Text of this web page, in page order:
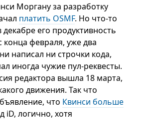
Моргану за разработку
платить OSMF. Но что-то
его продуктивность
конца февраля, уже два
написал ни строчки кода,
иногда чужие пул-реквесты.
редактора вышла 18 марта,
движения. Так что
что Квинси больше
iD, логично, хотя